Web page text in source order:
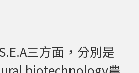
三方面，分別是